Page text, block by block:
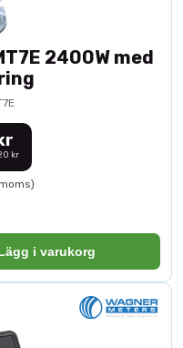
2400W med
kr
i varukorg